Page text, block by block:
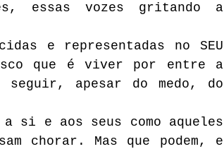
essas vozes gritando a
e representadas no SEU
que é viver por entre a
seguir, apesar do medo, do
si e aos seus como aqueles
chorar. Mas que podem, e